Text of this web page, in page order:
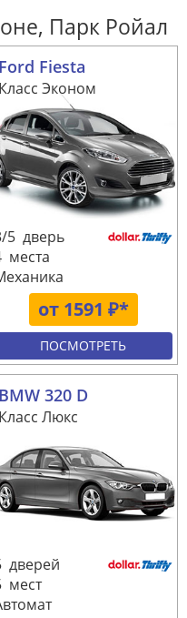
Парк Ройал
Ford Fiesta
Класс Эконом
от 1591 ₽*
5 дверь
места
ПОСМОТРЕТЬ
BMW 320 D
Класс Люкс
дверей
мест